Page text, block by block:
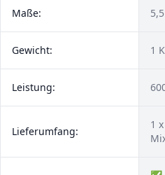
Maße:
Gewicht: 1
Leistung:
Lieferumfang:
1